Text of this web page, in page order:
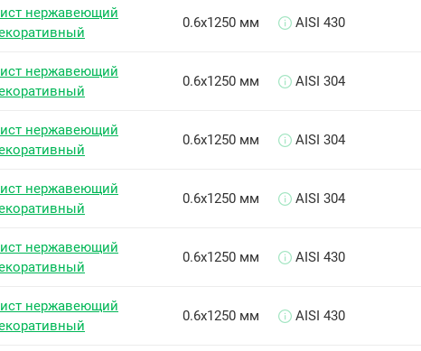
нержавеющий
0.6х1250 мм AISI 430
нержавеющий
0.6х1250 мм AISI 304
нержавеющий
0.6х1250 мм AISI 304
нержавеющий
0.6х1250 мм AISI 304
нержавеющий
0.6х1250 мм AISI 430
нержавеющий
0.6х1250 мм AISI 430